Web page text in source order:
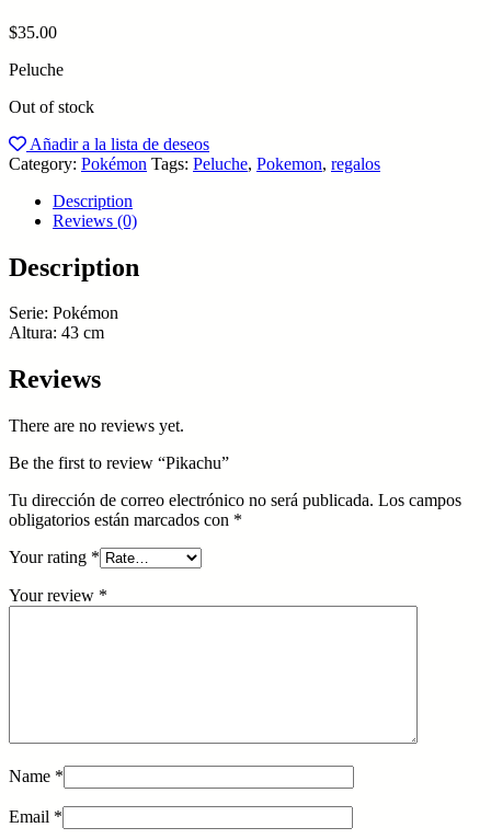
$35.00
Peluche
Out of stock
Añadir a la lista de deseos
Category: Pokémon Tags: Peluche, Pokemon, regalos
Description
Reviews (0)
Description
Serie: Pokémon
Altura: 43 cm
Reviews
There are no reviews yet.
Be the first to review “Pikachu”
Tu dirección de correo electrónico no será publicada. Los campos
obligatorios están marcados con *
Your rating *
Your review *
Name *
Email *